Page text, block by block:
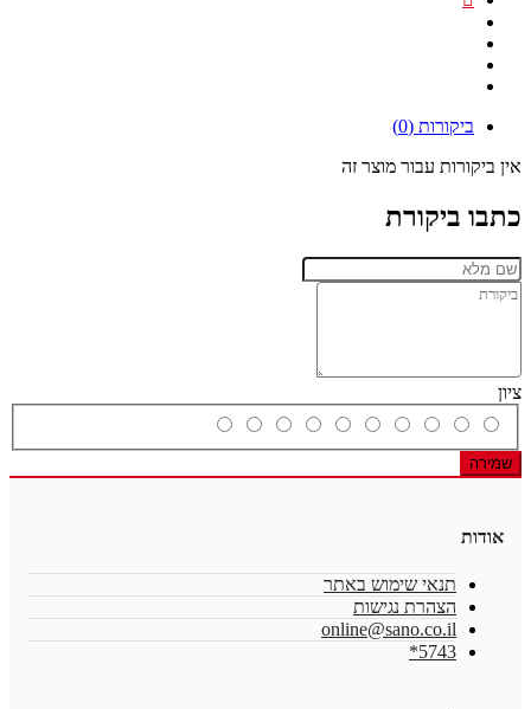
ביקורות (0)
אין ביקורות עבור מוצר זה
כתבו ביקורת
ציון
שמירה
אודות
תנאי שימוש באתר
הצהרת נגישות
online@sano.co.il
5743*